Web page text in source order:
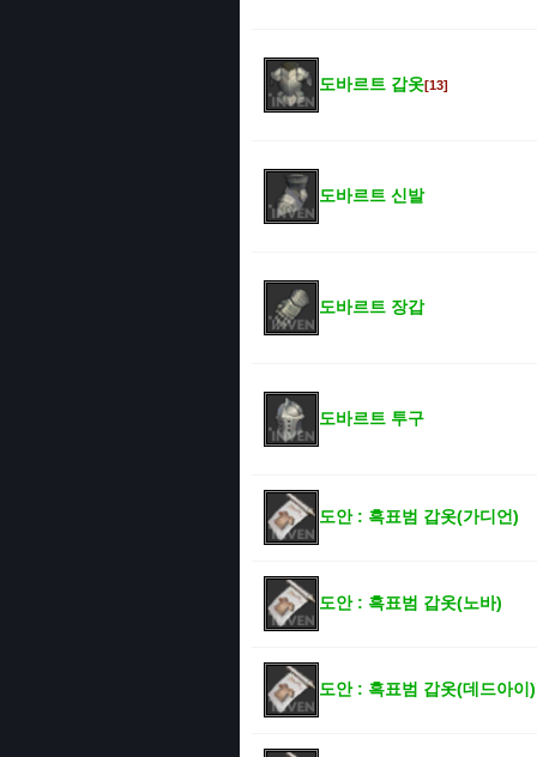
도바르트 갑옷[13]
도바르트 신발
도바르트 장갑
도바르트 투구
도안 : 흑표범 갑옷(가디언)
도안 : 흑표범 갑옷(노바)
도안 : 흑표범 갑옷(데드아이)